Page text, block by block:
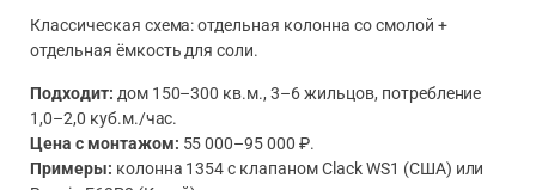
Классическая схема: отдельная колонна со смолой +
отдельная ёмкость для соли.
Подходит: дом 150–300 кв.м., 3–6 жильцов, потребление
1,0–2,0 куб.м./час.
Цена с монтажом: 55 000–95 000 ₽.
Примеры: колонна 1354 с клапаном Clack WS1 (США) или